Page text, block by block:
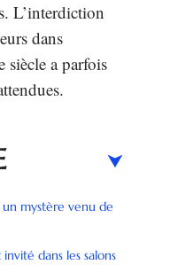
L’interdiction
dans
siècle a parfois
mystère venu de
dans les salons